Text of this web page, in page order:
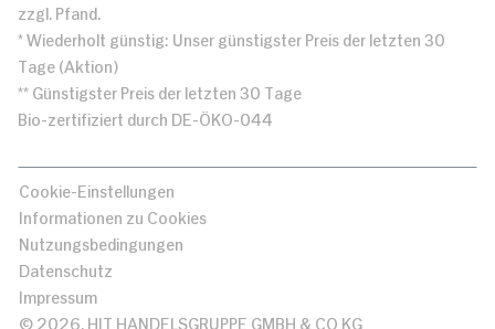
zzgl. Pfand.
* Wiederholt günstig: Unser günstigster Preis der letzten 30
Tage (Aktion)
** Günstigster Preis der letzten 30 Tage
Bio-zertifiziert durch DE-ÖKO-044
Cookie-Einstellungen
Informationen zu Cookies
Nutzungsbedingungen
Datenschutz
Impressum
© 2026, HIT HANDELSGRUPPE GMBH & CO KG